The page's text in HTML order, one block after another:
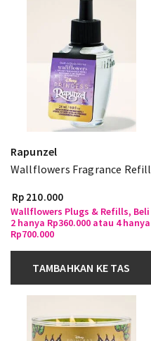
Rapunzel
Wallflowers Fragrance Refill
Rp 210.000
Wallflowers Plugs & Refills, Beli
2 hanya Rp360.000 atau 4 hanya
Rp700.000
TAMBAHKAN KE TAS